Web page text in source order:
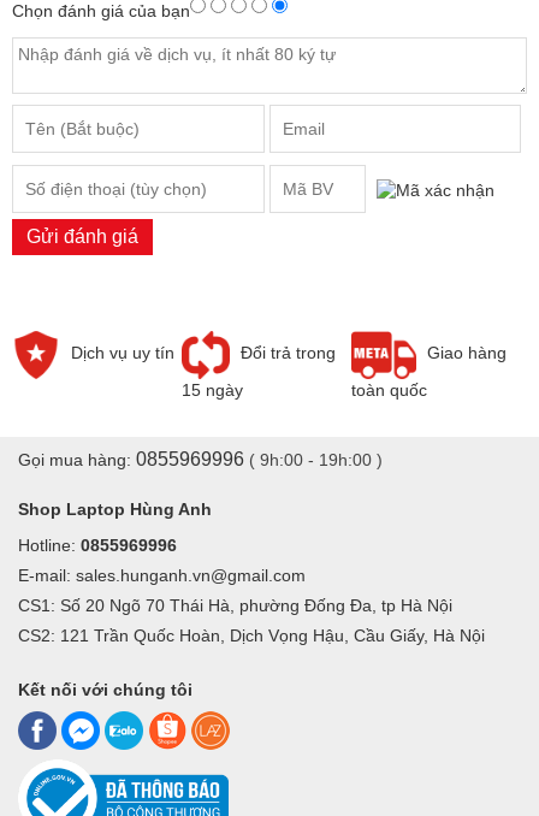
Chọn đánh giá của bạn
Gửi đánh giá
Dịch vụ uy tín
Đổi trả trong
15 ngày
Giao hàng
toàn quốc
Gọi mua hàng: 0855969996 ( 9h:00 - 19h:00 )
Shop Laptop Hùng Anh
Hotline: 0855969996
E-mail: sales.hunganh.vn@gmail.com
CS1: Số 20 Ngõ 70 Thái Hà, phường Đống Đa, tp Hà Nội
CS2: 121 Trần Quốc Hoàn, Dịch Vọng Hậu, Cầu Giấy, Hà Nội
Kết nối với chúng tôi